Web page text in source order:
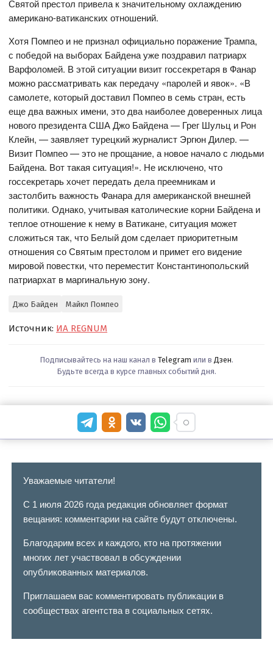
Святой престол привела к значительному охлаждению
американо-ватиканских отношений.
Хотя Помпео и не признал официально поражение Трампа,
с победой на выборах Байдена уже поздравил патриарх
Варфоломей. В этой ситуации визит госсекретаря в Фанар
можно рассматривать как передачу «паролей и явок». «В
самолете, который доставил Помпео в семь стран, есть
еще два важных имени, это два наиболее доверенных лица
нового президента США Джо Байдена — Грег Шульц и Рон
Клейн, — заявляет турецкий журналист Эргюн Дилер. —
Визит Помпео — это не прощание, а новое начало с людьми
Байдена. Вот такая ситуация!». Не исключено, что
госсекретарь хочет передать дела преемникам и
застолбить важность Фанара для американской внешней
политики. Однако, учитывая католические корни Байдена и
теплое отношение к нему в Ватикане, ситуация может
сложиться так, что Белый дом сделает приоритетным
отношения со Святым престолом и примет его видение
мировой повестки, что переместит Константинопольский
патриархат в маргинальную зону.
Джо Байден Майкл Помпео
Источник: ИА REGNUM
Подписывайтесь на наш канал в Telegram или в Дзен.
Будьте всегда в курсе главных событий дня.
Уважаемые читатели!
С 1 июля 2026 года редакция обновляет формат
вещания: комментарии на сайте будут отключены.
Благодарим всех и каждого, кто на протяжении
многих лет участвовал в обсуждении
опубликованных материалов.
Приглашаем вас комментировать публикации в
сообществах агентства в социальных сетях.